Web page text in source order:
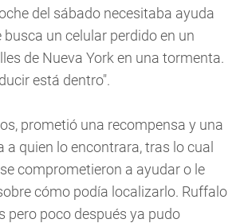
del sábado necesitaba ayuda
busca un celular perdido en un
de Nueva York en una tormenta.
está dentro".
prometió una recompensa y una
quien lo encontrara, tras lo cual
comprometieron a ayudar o le
cómo podía localizarlo. Ruffalo
pero poco después ya pudo